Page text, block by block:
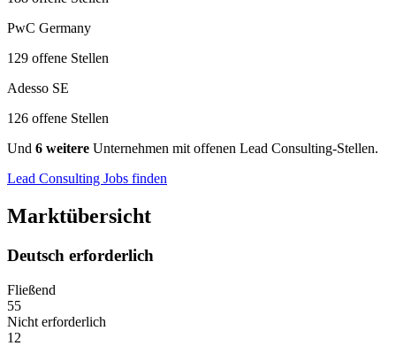
PwC Germany
129 offene Stellen
Adesso SE
126 offene Stellen
Und 6 weitere Unternehmen mit offenen Lead Consulting-Stellen.
Lead Consulting Jobs finden
Marktübersicht
Deutsch erforderlich
Fließend
55
Nicht erforderlich
12